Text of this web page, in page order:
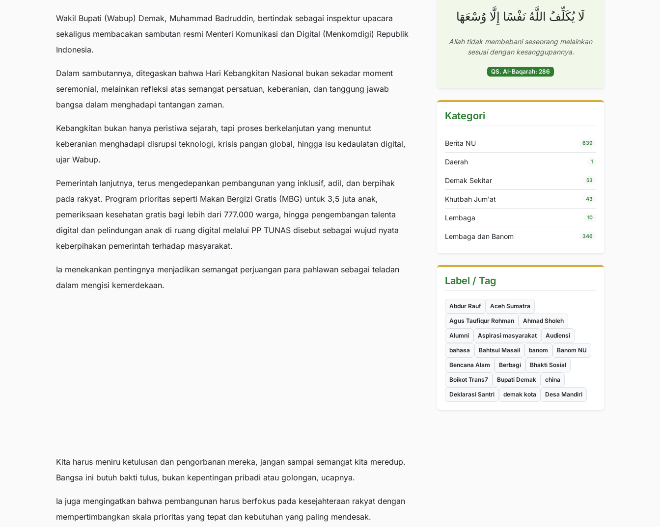
Wakil Bupati (Wabup) Demak, Muhammad Badruddin, bertindak sebagai inspektur upacara
sekaligus membacakan sambutan resmi Menteri Komunikasi dan Digital (Menkomdigi) Republik
Indonesia.
Dalam sambutannya, ditegaskan bahwa Hari Kebangkitan Nasional bukan sekadar moment
seremonial, melainkan refleksi atas semangat persatuan, keberanian, dan tanggung jawab
bangsa dalam menghadapi tantangan zaman.
Kebangkitan bukan hanya peristiwa sejarah, tapi proses berkelanjutan yang menuntut
keberanian menghadapi disrupsi teknologi, krisis pangan global, hingga isu kedaulatan digital,
ujar Wabup.
Pemerintah lanjutnya, terus mengedepankan pembangunan yang inklusif, adil, dan berpihak
pada rakyat. Program prioritas seperti Makan Bergizi Gratis (MBG) untuk 3,5 juta anak,
pemeriksaan kesehatan gratis bagi lebih dari 777.000 warga, hingga pengembangan talenta
digital dan pelindungan anak di ruang digital melalui PP TUNAS disebut sebagai wujud nyata
keberpihakan pemerintah terhadap masyarakat.
Ia menekankan pentingnya menjadikan semangat perjuangan para pahlawan sebagai teladan
dalam mengisi kemerdekaan.
Kita harus meniru ketulusan dan pengorbanan mereka, jangan sampai semangat kita meredup.
Bangsa ini butuh bakti tulus, bukan kepentingan pribadi atau golongan, ucapnya.
Ia juga mengingatkan bahwa pembangunan harus berfokus pada kesejahteraan rakyat dengan
mempertimbangkan skala prioritas yang tepat dan kebutuhan yang paling mendesak.
لَا يُكَلِّفُ اللَّهُ نَفْسًا إِلَّا وُسْعَهَا
Allah tidak membebani seseorang melainkan
sesuai dengan kesanggupannya.
QS. Al-Baqarah: 286
Kategori
Berita NU 639
Daerah 1
Demak Sekitar 53
Khutbah Jum'at 43
Lembaga 10
Lembaga dan Banom 346
Label / Tag
Abdur Rauf
Aceh Sumatra
Agus Taufiqur Rohman
Ahmad Sholeh
Alumni
Aspirasi masyarakat
Audiensi
bahasa
Bahtsul Masail banom
Banom NU
Bencana Alam
Berbagi
Bhakti Sosial
Boikot Trans7
Bupati Demak
china
Deklarasi Santri
demak kota Desa Mandiri